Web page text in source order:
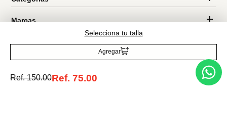
Selecciona tu talla
Agregar
Ref.150.00Ref. 75.00
Entérate de todo lo nuevo
Suscribirse